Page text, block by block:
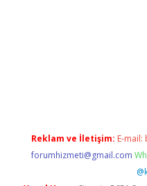
Reklam ve İletişim: E-mail:
forumhizmeti@gmail.com